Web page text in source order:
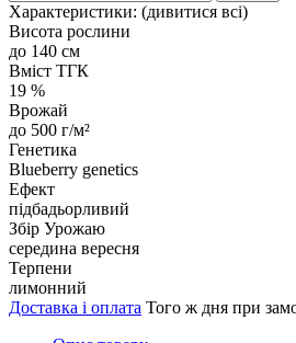
Характеристики: (дивитися всі)
Висота рослини
до 140 см
Вміст ТГК
19 %
Врожай
до 500 г/м²
Генетика
Blueberry genetics
Ефект
підбадьорливий
Збір Урожаю
середина вересня
Терпени
лимонний
Доставка і оплата Того ж дня при